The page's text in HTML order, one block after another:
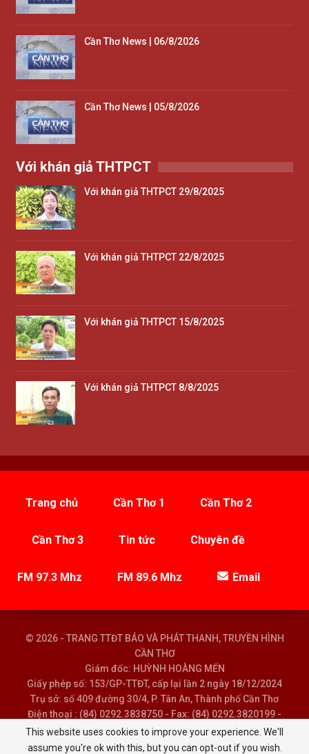
Cần Thơ News | 06/8/2026
Cần Thơ News | 05/8/2026
Với khán giả THTPCT
Với khán giả THTPCT 29/8/2025
Với khán giả THTPCT 22/8/2025
Với khán giả THTPCT 15/8/2025
Với khán giả THTPCT 8/8/2025
Trang chủ Cần Thơ 1 Cần Thơ 2
Cần Thơ 3 Tin tức Chuyên đề
FM 97.3 Mhz FM 89.6 Mhz Email
© 2026 - TRANG TTĐT BÁO VÀ PHÁT THANH, TRUYỀN HÌNH
CẦN THƠ
Giám đốc: HUỲNH HOÀNG MẾN
Giấy phép số: 153/GP-TTĐT, cấp lại lần 2 ngày 18/12/2024
Trụ sở: số 409 đường 30/4, P. Tân An, Thành phố Cần Thơ
Điện thoại : (84) 0292.3838750 - Fax: (84) 0292.3820199 -
Email : baoptth@cantho.gov.vn
This website uses cookies to improve your experience. We'll
assume you're ok with this, but you can opt-out if you wish.